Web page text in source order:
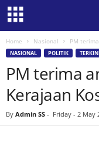
Home Nasional PM
NASIONAL POLITIK
PM terima
Kerajaan
By Admin SS - Friday - 2 May